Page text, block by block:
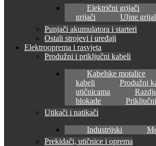
Električni grijači
grijači
Uljne
Punjači akumulatora i starteri
Ostali strojevi i uređaji
Elektrooprema i rasvjeta
Produžni i priključni kabeli
Kabelske motalice
kabeli
Produžni
utičnicama
blokade
Utikači i natikači
Industrijski
Prekidači, utičnice i oprema